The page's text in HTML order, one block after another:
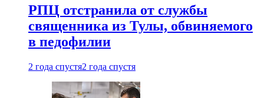
РПЦ отстранила от службы
священника из Тулы, обвиняемого
в педофилии
2 года спустя2 года спустя